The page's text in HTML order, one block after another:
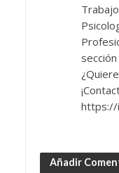
https://
Añadir